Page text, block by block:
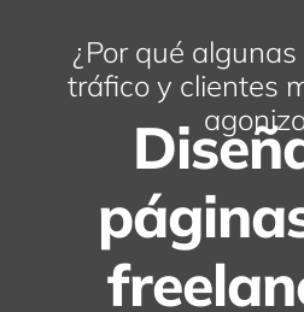
¿Por qué
tráfico y clientes